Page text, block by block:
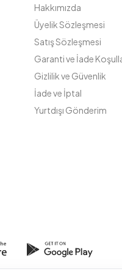
Hakkımızda
Üyelik Sözleşmesi
Satış Sözleşmesi
Garanti ve İade
Gizlilik ve Güvenlik
İade ve İptal
Yurtdışı Gönderim